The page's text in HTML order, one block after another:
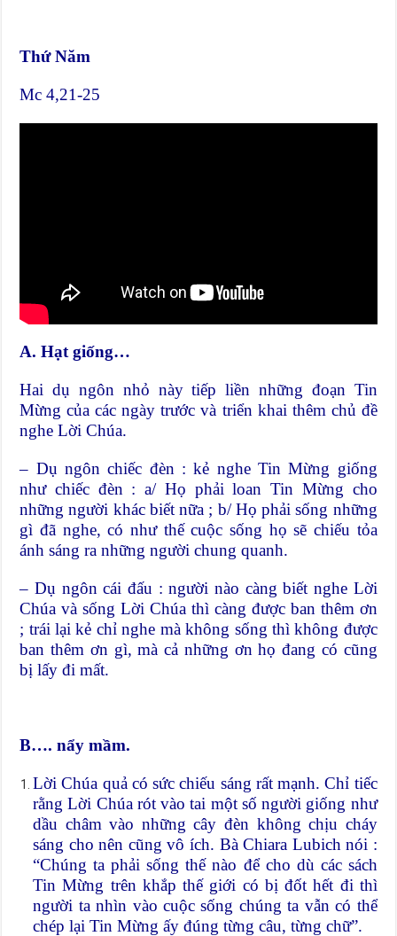
Thứ Năm
Mc 4,21-25
A. Hạt giống…
Hai dụ ngôn nhỏ này tiếp liền những đoạn Tin
Mừng của các ngày trước và triển khai thêm chủ đề
nghe Lời Chúa.
– Dụ ngôn chiếc đèn : kẻ nghe Tin Mừng giống
như chiếc đèn : a/ Họ phải loan Tin Mừng cho
những người khác biết nữa ; b/ Họ phải sống những
gì đã nghe, có như thế cuộc sống họ sẽ chiếu tỏa
ánh sáng ra những người chung quanh.
– Dụ ngôn cái đấu : người nào càng biết nghe Lời
Chúa và sống Lời Chúa thì càng được ban thêm ơn
; trái lại kẻ chỉ nghe mà không sống thì không được
ban thêm ơn gì, mà cả những ơn họ đang có cũng
bị lấy đi mất.
B…. nẩy mầm.
Lời Chúa quả có sức chiếu sáng rất mạnh. Chỉ tiếc
rằng Lời Chúa rót vào tai một số người giống như
dầu châm vào những cây đèn không chịu cháy
sáng cho nên cũng vô ích. Bà Chiara Lubich nói :
“Chúng ta phải sống thế nào để cho dù các sách
Tin Mừng trên khắp thế giới có bị đốt hết đi thì
người ta nhìn vào cuộc sống chúng ta vẫn có thể
chép lại Tin Mừng ấy đúng từng câu, từng chữ”.